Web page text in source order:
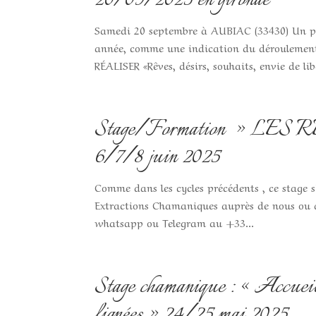
Samedi 20 septembre à AUBIAC (33430)
année, comme une indication du déroulement
RÉALISER «Rêves, désirs, souhaits, envie de
Stage/Formation »
6/7/8 juin 2025
Comme dans les cycles précédents , ce
Extractions Chamaniques auprès de nous ou
whatsapp ou Telegram au +33...
Stage chamanique : «